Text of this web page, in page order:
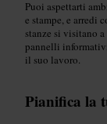
Puoi aspettarti
e stampe, e arredi
stanze si visitano
pannelli
il suo lavoro.
Pianifica la